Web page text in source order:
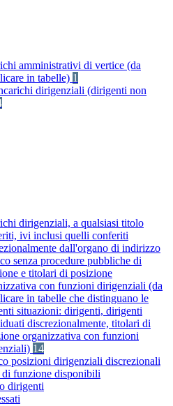
amministrativi di vertice (da
in tabelle) 1
dirigenziali (dirigenti non
dirigenziali, a qualsiasi titolo
ivi inclusi quelli conferiti
dall'organo di indirizzo
senza procedure pubbliche di
e titolari di posizione
con funzioni dirigenziali (da
in tabelle che distinguano le
situazioni: dirigenti, dirigenti
discrezionalmente, titolari di
organizzativa con funzioni
14
posizioni dirigenziali discrezionali
di funzione disponibili
dirigenti